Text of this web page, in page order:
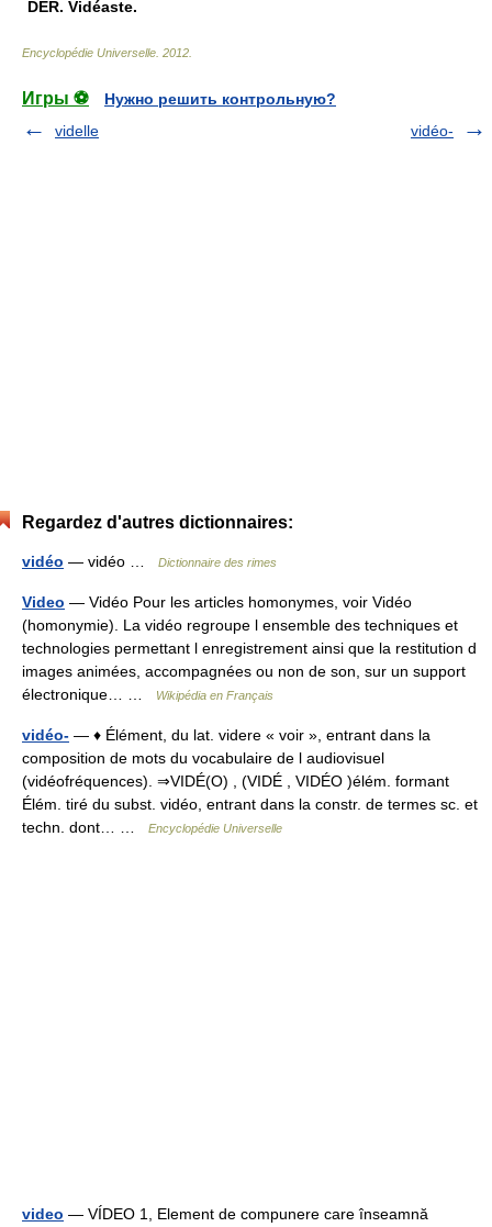
DÉR. Vidéaste.
Encyclopédie Universelle 2012
Игры ⚽
Нужно решить контрольную?
videlle
vidéo-
Regardez d'autres dictionnaires:
vidéo — vidéo … Dictionnaire des rimes
Video — Vidéo Pour les articles homonymes, voir Vidéo
(homonymie). La vidéo regroupe l ensemble des techniques et
technologies permettant l enregistrement ainsi que la restitution d
images animées, accompagnées ou non de son, sur un support
électronique… …
Wikipédia en Français
vidéo- — ♦ Élément, du lat. videre « voir », entrant dans la
composition de mots du vocabulaire de l audiovisuel
(vidéofréquences). ⇒VIDÉ(O) , (VIDÉ , VIDÉO )élém. formant
Élém. tiré du subst. vidéo, entrant dans la constr. de termes sc. et
techn. dont… …
Encyclopédie Universelle
video — VÍDEO 1, Element de compunere care înseamnă